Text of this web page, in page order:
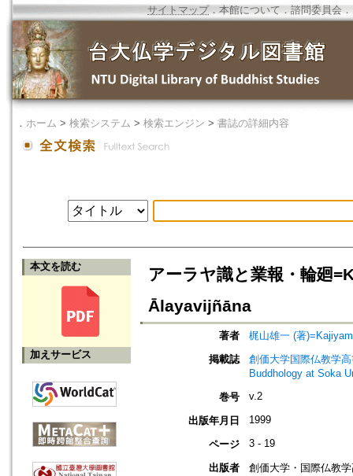
サイトマップ．本館について ． 諮問委員会 ．
． ホーム > 検索システム > 検索エンジン > 書誌の詳細内容
本文を読む
加えサービス
アーラヤ識と業報・輪廻
Ālayavijñāna
著者
梶山雄一 (著
掲載誌
創価大学国際仏教学
Buddhology at Soka
巻号
v.2
出版年月日 1999
ページ 3 - 19
出版者
創価大学・国際仏教